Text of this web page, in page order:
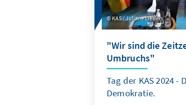
KAS / Juliane Liebers
"Wir sind die
Umbruchs"
Tag der KAS 2024
Demokratie.